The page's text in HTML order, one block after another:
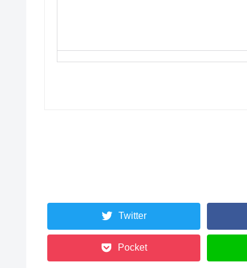
Twitter
Pocket